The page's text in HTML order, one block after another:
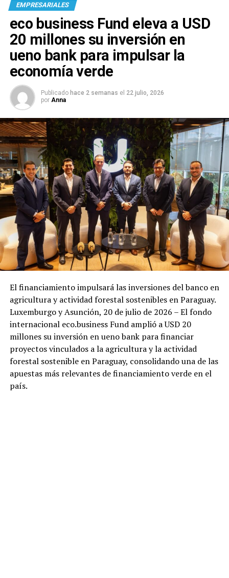
EMPRESARIALES
eco business Fund eleva a USD
20 millones su inversión en
ueno bank para impulsar la
economía verde
Publicado hace 2 semanas el 22 julio, 2026
por Anna
El financiamiento impulsará las inversiones del banco en
agricultura y actividad forestal sostenibles en Paraguay.
Luxemburgo y Asunción, 20 de julio de 2026 – El fondo
internacional eco.business Fund amplió a USD 20
millones su inversión en ueno bank para financiar
proyectos vinculados a la agricultura y la actividad
forestal sostenible en Paraguay, consolidando una de las
apuestas más relevantes de financiamiento verde en el
país.